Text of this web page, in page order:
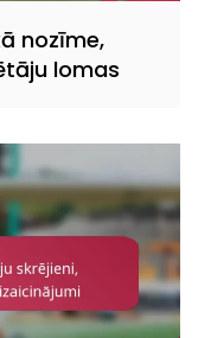
nozīme,
lomas